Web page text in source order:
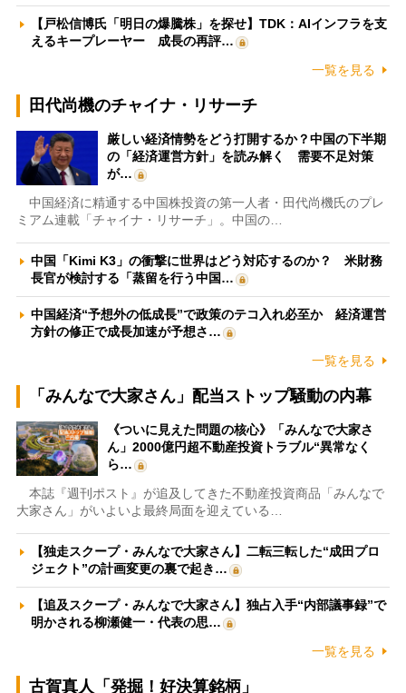
【戸松信博氏「明日の爆騰株」を探せ】TDK：AIインフラを支
えるキープレーヤー 成長の再評…
一覧を見る
田代尚機のチャイナ・リサーチ
厳しい経済情勢をどう打開するか？中国の下半期
の「経済運営方針」を読み解く 需要不足対策
が…
中国経済に精通する中国株投資の第一人者・田代尚機氏のプレ
ミアム連載「チャイナ・リサーチ」。中国の…
中国「Kimi K3」の衝撃に世界はどう対応するのか？ 米財務
長官が検討する「蒸留を行う中国…
中国経済“予想外の低成長”で政策のテコ入れ必至か 経済運営
方針の修正で成長加速が予想さ…
一覧を見る
「みんなで大家さん」配当ストップ騒動の内幕
《ついに見えた問題の核心》「みんなで大家さ
ん」2000億円超不動産投資トラブル“異常なく
ら…
本誌『週刊ポスト』が追及してきた不動産投資商品「みんなで
大家さん」がいよいよ最終局面を迎えている…
【独走スクープ・みんなで大家さん】二転三転した“成田プロ
ジェクト”の計画変更の裏で起き…
【追及スクープ・みんなで大家さん】独占入手“内部議事録”で
明かされる柳瀬健一・代表の思…
一覧を見る
古賀真人「発掘！好決算銘柄」